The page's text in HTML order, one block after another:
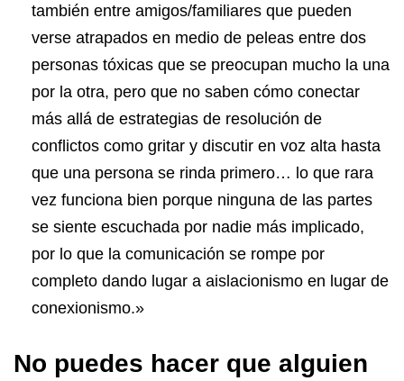
también entre amigos/familiares que pueden
verse atrapados en medio de peleas entre dos
personas tóxicas que se preocupan mucho la una
por la otra, pero que no saben cómo conectar
más allá de estrategias de resolución de
conflictos como gritar y discutir en voz alta hasta
que una persona se rinda primero… lo que rara
vez funciona bien porque ninguna de las partes
se siente escuchada por nadie más implicado,
por lo que la comunicación se rompe por
completo dando lugar a aislacionismo en lugar de
conexionismo.»
No puedes hacer que alguien